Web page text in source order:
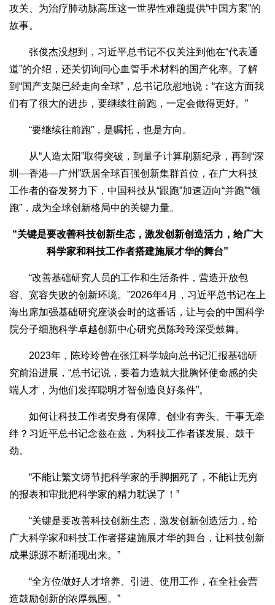
攻关、为治疗肺动脉高压这一世界性难题提供“中国方案”的
故事。
张俊杰没想到，习近平总书记不仅关注到他在“代表通
道”的介绍，还关切询问心血管手术材料的国产化率。了解
到“国产支架已经走向全球”，总书记欣慰地说：“在这方面我
们有了很大的进步，要继续往前跑，一定会做得更好。”
“要继续往前跑”，是嘱托，也是方向。
从“人造太阳”取得突破，到量子计算刷新纪录，再到“深
圳—香港—广州”跃居全球百强创新集群首位，在广大科技
工作者的奋发努力下，中国科技从“跟跑”加速迈向“并跑”“领
跑”，成为全球创新格局中的关键力量。
“关键是要改善科技创新生态，激发创新创造活力，给广大
科学家和科技工作者搭建施展才华的舞台”
“改善基础研究人员的工作和生活条件，营造开放包
容、宽容失败的创新环境。”2026年4月，习近平总书记在上
海出席加强基础研究座谈会时的这番话，让与会的中国科学
院分子细胞科学卓越创新中心研究员陈玲玲深受鼓舞。
2023年，陈玲玲曾在张江科学城向总书记汇报基础研
究前沿进展，“总书记说，要着力造就大批胸怀使命感的尖
端人才，为他们发挥聪明才智创造良好条件”。
如何让科技工作者安身有保障、创业有奔头、干事无牵
绊？习近平总书记念兹在兹，为科技工作者谋发展、鼓干
劲。
“不能让繁文缛节把科学家的手脚捆死了，不能让无穷
的报表和审批把科学家的精力耽误了！”
“关键是要改善科技创新生态，激发创新创造活力，给
广大科学家和科技工作者搭建施展才华的舞台，让科技创新
成果源源不断涌现出来。”
“全方位做好人才培养、引进、使用工作，在全社会营
造鼓励创新的浓厚氛围。”